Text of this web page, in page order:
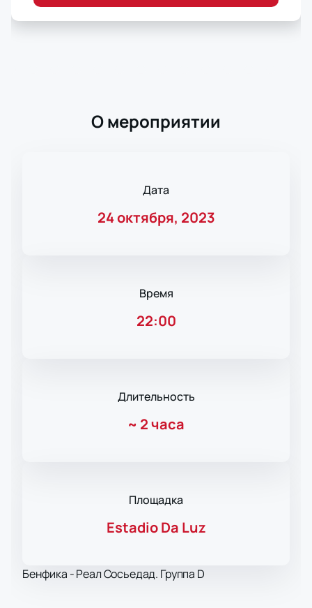
О мероприятии
Дата
24 октября, 2023
Время
22:00
Длительность
~ 2 часа
Площадка
Estadio Da Luz
Бенфика - Реал Сосьедад. Группа D